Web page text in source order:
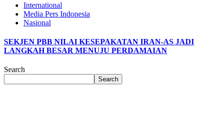
International
Media Pers Indonesia
Nasional
SEKJEN PBB NILAI KESEPAKATAN IRAN-AS JADI
LANGKAH BESAR MENUJU PERDAMAIAN
Search
Search